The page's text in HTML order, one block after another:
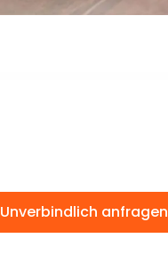
Unverbindlich anfragen